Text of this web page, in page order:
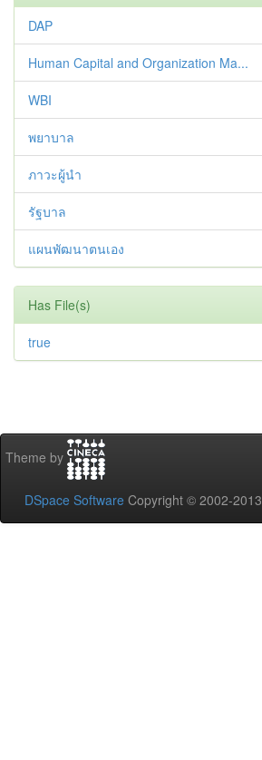
DAP
Human Capital and Organization Ma...
WBI
พยาบาล
ภาวะผู้นำ
รัฐบาล
แผนพัฒนาตนเอง
Has File(s)
true
Theme by
DSpace Software Copyright © 2002-2013